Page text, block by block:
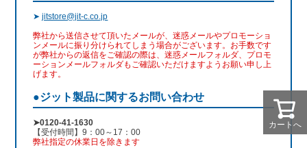
カートへ
➤jitstore@jit-c.co.jp
弊社から送信させて頂いたメールが、迷惑メールやプロモーショ
ンメールに振り分けられてしまう場合がございます。お手数です
が弊社からの返信をご確認の際は、迷惑メールフォルダ、プロモ
ーションメールフォルダもご確認いただけますようお願い申し上
げます。
●ジット製品に関するお問い合わせ
➤0120-41-1630
【受付時間】9：00～17：00
弊社指定の休業日を除きます